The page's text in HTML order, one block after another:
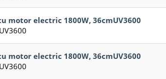
motor electric 1800W, 36cmUV3600
UV3600
motor electric 1800W, 36cmUV3600
UV3600